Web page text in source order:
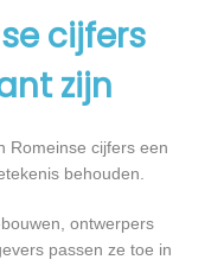
cijfers
zijn
Romeinse cijfers een
behouden.
ontwerpers
passen ze toe in